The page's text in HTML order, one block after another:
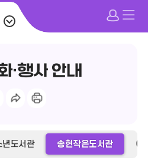
·행사 안내
년도서관 송현작은도서관 어